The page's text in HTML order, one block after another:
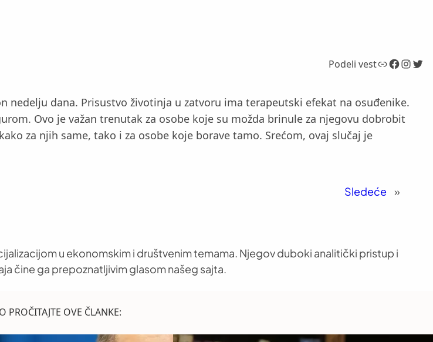
Podeli vestLink Facebook InstagramTwitter
nedelju dana. Prisustvo životinja u zatvoru ima terapeutski efekat na osuđenike.
Ovo je važan trenutak za osobe koje su možda brinule za njegovu dobrobit
za njih same, tako i za osobe koje borave tamo. Srećom, ovaj slučaj je
Sledeće »
u ekonomskim i društvenim temama. Njegov duboki analitički pristup i
čine ga prepoznatljivim glasom našeg sajta.
PROČITAJTE OVE ČLANKE: